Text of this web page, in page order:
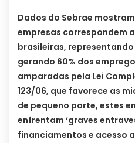
Dados do Sebrae
empresas correspondem
brasileiras, representando
gerando 60% dos
amparadas pela Lei
123/06, que favorece as
de pequeno porte, estes
enfrentam ‘graves
financiamentos e acesso